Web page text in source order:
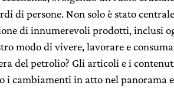
di persone. Non solo è stato
di innumerevoli prodotti, inclusi
modo di vivere, lavorare e
del petrolio? Gli articoli e i
cambiamenti in atto nel panorama